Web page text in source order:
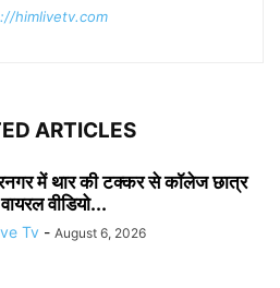
himlivetv.com
ARTICLES
में थार की टक्कर से कॉलेज छात्र
वीडियो...
Tv - August 6, 2026